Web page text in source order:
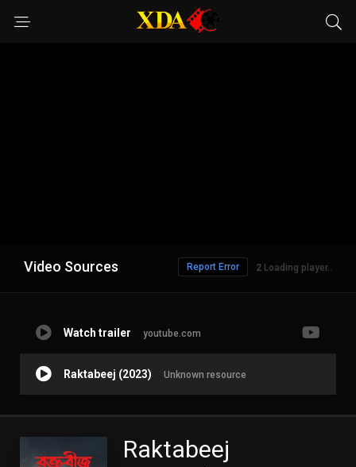
Video Sources 1 Loading player..
Report Error
Watch trailer youtube.com
Raktabeej (2023) Unknown resource
Raktabeej